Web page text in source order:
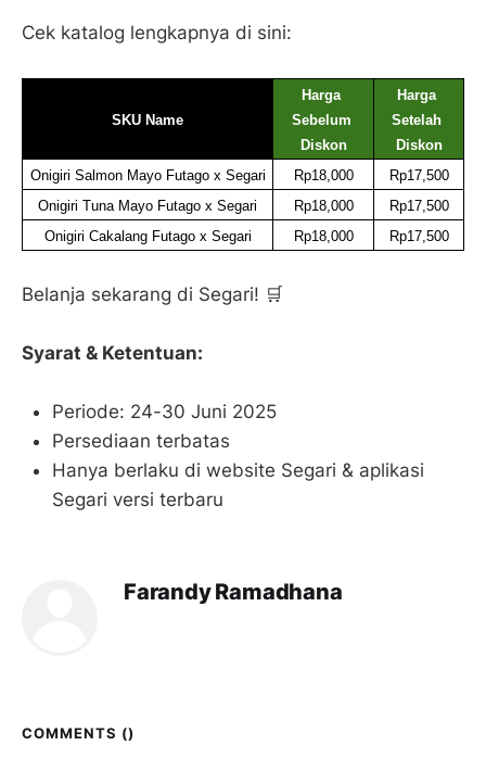
Cek katalog lengkapnya di sini:
SKU Name
Harga
Sebelum
Diskon
Harga
Setelah
Diskon
Onigiri Salmon Mayo Futago x Segari
Rp18,000
Rp17,500
Onigiri Tuna Mayo Futago x Segari
Rp18,000
Rp17,500
Onigiri Cakalang Futago x Segari
Rp18,000 Rp17,500
Belanja sekarang di Segari! 🛒
Syarat & Ketentuan:
Periode: 24-30 Juni 2025
Persediaan terbatas
Hanya berlaku di website Segari & aplikasi
Segari versi terbaru
Farandy Ramadhana
COMMENTS ()